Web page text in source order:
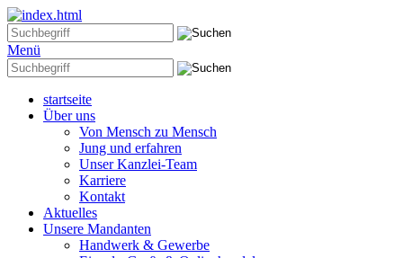
Menü
startseite
Über uns
Von Mensch zu Mensch
Jung und erfahren
Unser Kanzlei-Team
Karriere
Kontakt
Aktuelles
Unsere Mandanten
Handwerk & Gewerbe